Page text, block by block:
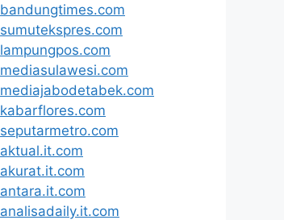
bandungtimes.com
sumutekspres.com
lampungpos.com
mediasulawesi.com
mediajabodetabek.com
kabarflores.com
seputarmetro.com
aktual.it.com
akurat.it.com
antara.it.com
analisadaily.it.com